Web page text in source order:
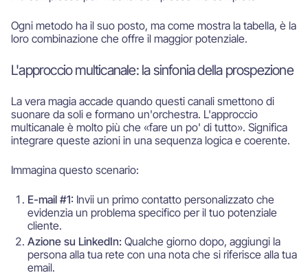
Ogni metodo ha il suo posto, ma come mostra la tabella, è la
loro combinazione che offre il maggior potenziale.
L'approccio multicanale: la sinfonia della prospezione
La vera magia accade quando questi canali smettono di
suonare da soli e formano un'orchestra. L'approccio
multicanale è molto più che «fare un po' di tutto». Significa
integrare queste azioni in una sequenza logica e coerente.
Immagina questo scenario:
E-mail #1: Invii un primo contatto personalizzato che
evidenzia un problema specifico per il tuo potenziale
cliente.
Azione su LinkedIn: Qualche giorno dopo, aggiungi la
persona alla tua rete con una nota che si riferisce alla tua
email.